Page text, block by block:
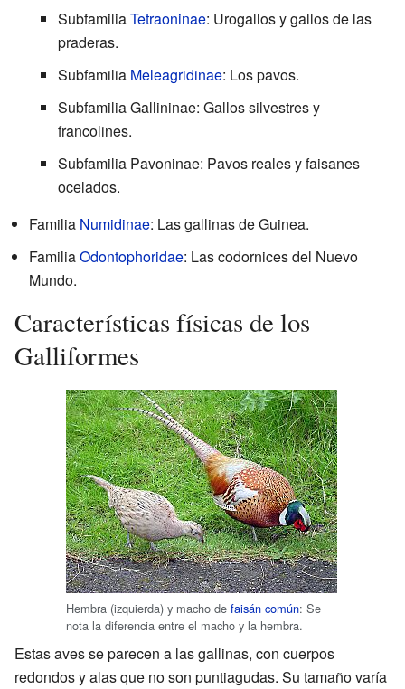
SubfamiliaTetraoninae: Urogallos y gallos de las
praderas.
Subfamilia Meleagridinae: Los pavos.
Subfamilia Gallininae: Gallos silvestres y
francolines.
Subfamilia Pavoninae: Pavos reales y faisanes
ocelados.
Familia Numidinae: Las gallinas de Guinea.
FamiliaOdontophoridae: Las codornices del Nuevo
Mundo.
Características físicas de los
Galliformes
Hembra (izquierda) y macho de faisán común: Se
nota la diferencia entre el macho y la hembra.
Estas aves se parecen a las gallinas, con cuerpos
redondos y alas que no son puntiagudas. Su tamaño varía